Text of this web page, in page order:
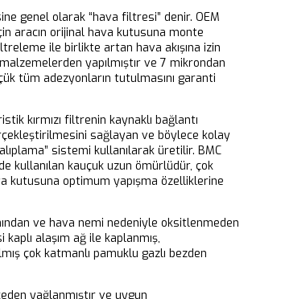
genel olarak “hava filtresi” denir. OEM
aracın orijinal hava kutusuna monte
ile birlikte artan hava akışına izin
yapılmıştır ve 7 mikrondan
tüm adezyonların tutulmasını garanti
kırmızı filtrenin kaynaklı bağlantı
sağlayan ve böylece kolay
sistemi kullanılarak üretilir. BMC
kullanılan kauçuk uzun ömürlüdür, çok
kutusuna optimum yapışma özelliklerine
ve hava nemi nedeniyle oksitlenmeden
alaşım ağ ile kaplanmış,
çok katmanlı pamuklu gazlı bezden
yağlanmıştır ve uygun